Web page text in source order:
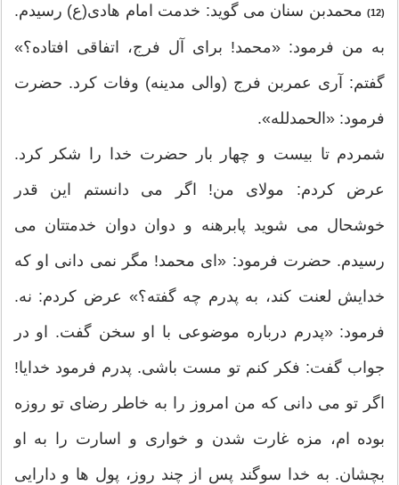
(12) محمدبن سنان می گوید: خدمت امام هادی(ع) رسیدم.
به من فرمود: «محمد! برای آل فرج، اتفاقی افتاده؟»
گفتم: آری عمربن فرج (والی مدینه) وفات کرد. حضرت
فرمود: «الحمدلله».
شمردم تا بیست و چهار بار حضرت خدا را شکر کرد.
عرض کردم: مولای من! اگر می دانستم این قدر
خوشحال می شوید پابرهنه و دوان دوان خدمتتان می
رسیدم. حضرت فرمود: «ای محمد! مگر نمی دانی او که
خدایش لعنت کند، به پدرم چه گفته؟» عرض کردم: نه.
فرمود: «پدرم درباره موضوعی با او سخن گفت. او در
جواب گفت: فکر کنم تو مست باشی. پدرم فرمود خدایا!
اگر تو می دانی که من امروز را به خاطر رضای تو روزه
بوده ام، مزه غارت شدن و خواری و اسارت را به او
بچشان. به خدا سوگند پس از چند روز، پول ها و دارایی